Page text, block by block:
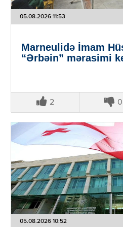
05.08.2026 11:53
Marneulidə İmam
“Ərbəin” mərasimi
2 0
05.08.2026 10:52